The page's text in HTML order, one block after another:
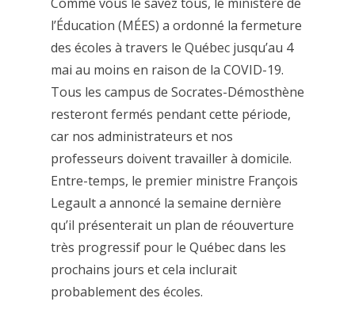
l’Éducation (MÉES) a ordonné la fermeture
des écoles à travers le Québec jusqu’au 4
mai au moins en raison de la COVID-19.
Tous les campus de Socrates-Démosthène
resteront fermés pendant cette période,
car nos administrateurs et nos
professeurs doivent travailler à domicile.
Entre-temps, le premier ministre François
Legault a annoncé la semaine dernière
qu’il présenterait un plan de réouverture
très progressif pour le Québec dans les
prochains jours et cela inclurait
probablement des écoles.